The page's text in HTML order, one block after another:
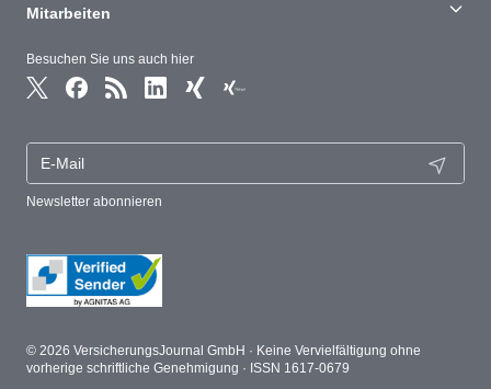
Besuchen Sie uns auch hier
Newsletter abonnieren
Mitarbeiten
© 2026 VersicherungsJournal GmbH · Keine Vervielfältigung ohne
vorherige schriftliche Genehmigung · ISSN 1617-0679